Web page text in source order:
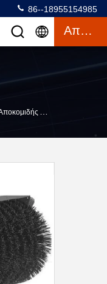
86--18955154985
Απόσπασμα
Χιονιού